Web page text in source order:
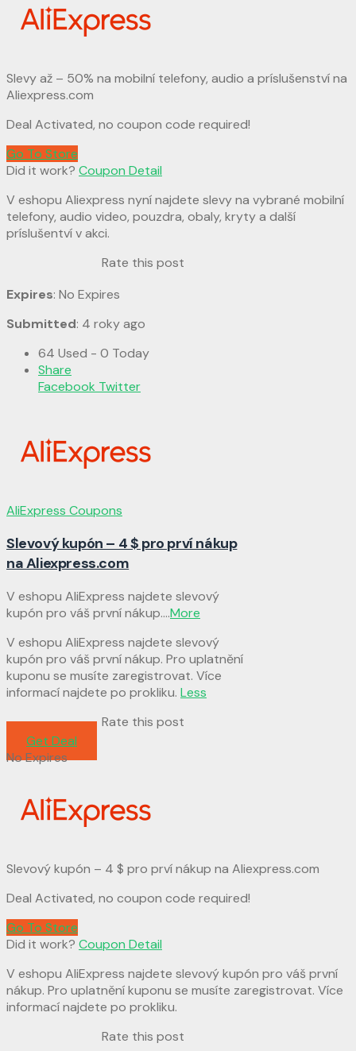
Slevy až – 50% na mobilní telefony, audio a príslušenství na
Aliexpress.com
Deal Activated, no coupon code required!
Go To Store
Did it work? Coupon Detail
V eshopu Aliexpress nyní najdete slevy na vybrané mobilní
telefony, audio video, pouzdra, obaly, kryty a další
príslušentví v akci.
Rate this post
Expires: No Expires
Submitted: 4 roky ago
64 Used - 0 Today
Share
Facebook Twitter
AliExpress Coupons
Slevový kupón – 4 $ pro prví nákup
na Aliexpress.com
V eshopu AliExpress najdete slevový
kupón pro váš první nákup....More
V eshopu AliExpress najdete slevový
kupón pro váš první nákup. Pro uplatnění
kuponu se musíte zaregistrovat. Více
informací najdete po prokliku. Less
Rate this post
Get Deal
No Expires
Slevový kupón – 4 $ pro prví nákup na Aliexpress.com
Deal Activated, no coupon code required!
Go To Store
Did it work? Coupon Detail
V eshopu AliExpress najdete slevový kupón pro váš první
nákup. Pro uplatnění kuponu se musíte zaregistrovat. Více
informací najdete po prokliku.
Rate this post